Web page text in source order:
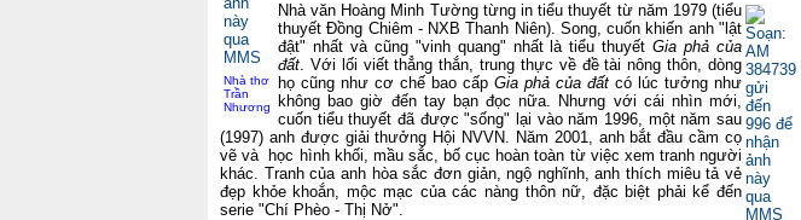
Nhà thơ
Trần
Nhương
Nhà văn Hoàng Minh Tường từng in tiểu thuyết từ năm 1979 (tiểu
thuyết Đồng Chiêm - NXB Thanh Niên). Song, cuốn khiến anh "lật
đật" nhất và cũng "vinh quang" nhất là tiểu thuyếtGia phả của
đất. Với lối viết thẳng thắn, trung thực về đề tài nông thôn, dòng
họ cũng như cơ chế bao cấp Gia phả của đất có lúc tưởng như
không bao giờ đến tay bạn đọc nữa. Nhưng với cái nhìn mới,
cuốn tiểu thuyết đã được "sống" lại vào năm 1996, một năm sau
(1997) anh được giải thưởng Hội NVVN. Năm 2001, anh bắt đầu cầm cọ
vẽ và học hình khối, mầu sắc, bố cục hoàn toàn từ việc xem tranh người
khác. Tranh của anh hòa sắc đơn giản, ngộ nghĩnh, anh thích miêu tả vẻ
đẹp khỏe khoắn, mộc mạc của các nàng thôn nữ, đặc biệt phải kể đến
serie "Chí Phèo - Thị Nở".